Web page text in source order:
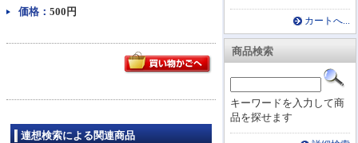
カートへ...
商品検索
キーワードを入力して商
品を探せます
価格： 500円
連想検索による関連商品